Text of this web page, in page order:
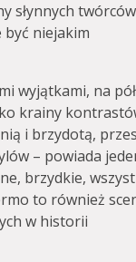
słynnych
być niejakim
wyjątkami, na
krainy
i brzydotą,
– powiada
brzydkie,
to również
w historii